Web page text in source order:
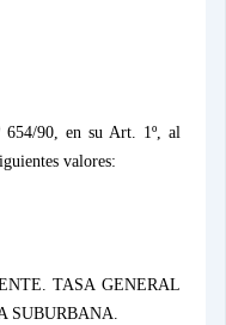
654/90, en su Art. 1º, al
valores:
TASA GENERAL
SUBURBANA.